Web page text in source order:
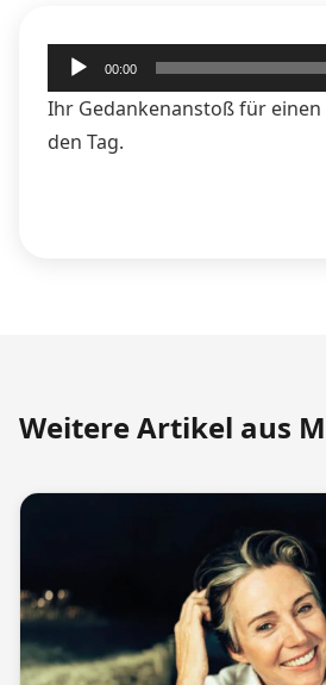
Audio-
Player
00:00
Ihr Gedankenanstoß für
den Tag.
Weitere Artikel aus